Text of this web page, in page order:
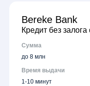
Bereke Bank
Кредит без
Сумма
до 8 млн
Время выдачи
1-10 минут